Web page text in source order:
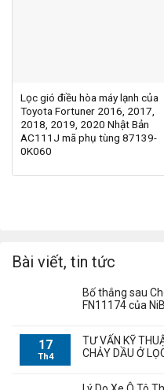
Lọc gió điều hòa máy lạnh của
Toyota Fortuner 2016, 2017,
2018, 2019, 2020 Nhật Bản
AC111J mã phụ tùng 87139-
0K060
Bài viết, tin tức
Bố thắng sau
FN11174 của
17
Th4
TƯ VẤN KỸ
CHẢY DẦU Ở